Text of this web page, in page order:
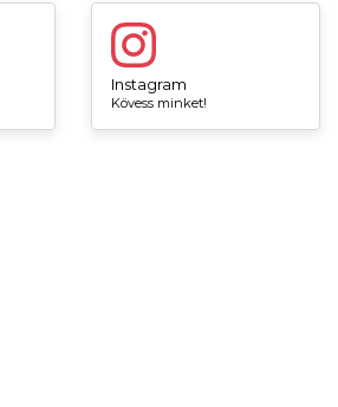
Instagram
Kövess minket!